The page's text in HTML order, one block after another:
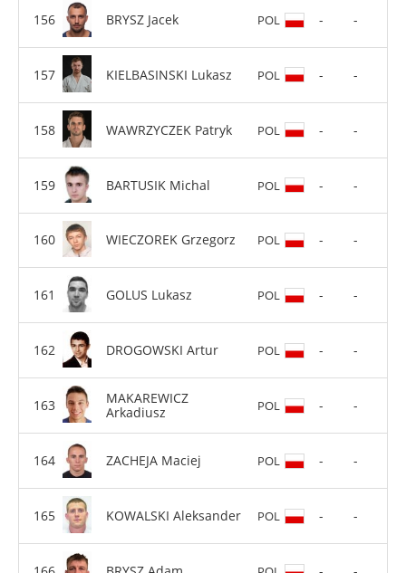
BRYSZ Jacek POL - -
KIELBASINSKI Lukasz POL - -
WAWRZYCZEK Patryk POL - -
BARTUSIK Michal POL - -
WIECZOREK Grzegorz POL - -
GOLUS Lukasz POL - -
DROGOWSKI Artur POL - -
MAKAREWICZ
Arkadiusz
POL - -
ZACHEJA Maciej POL - -
KOWALSKI Aleksander POL - -